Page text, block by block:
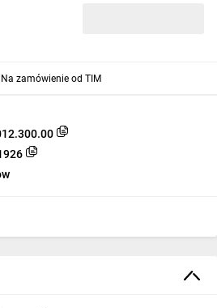
Na zamówienie od TIM